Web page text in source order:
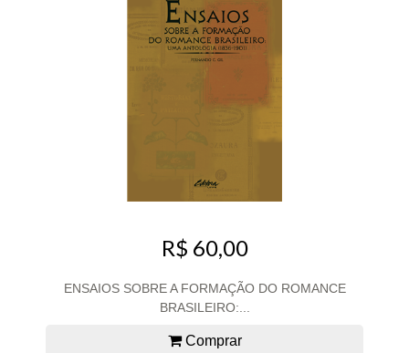
R$ 60,00
ENSAIOS SOBRE A FORMAÇÃO DO ROMANCE
BRASILEIRO:...
Comprar